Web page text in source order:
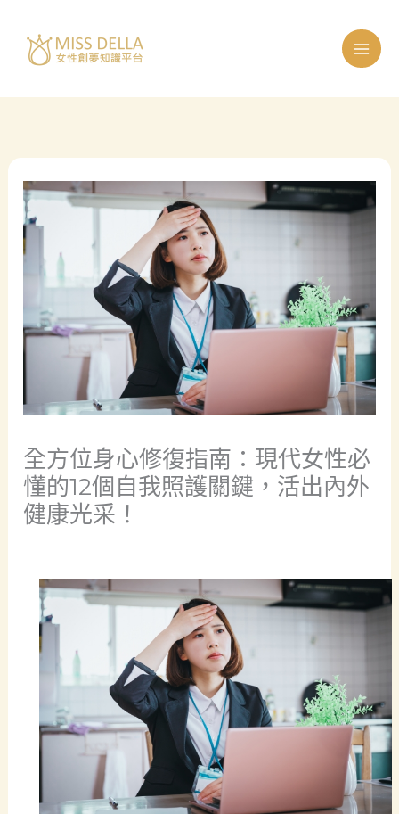
要
全方位身心修復指南：現代女性必
懂的12個自我照護關鍵，活出內外
健康光采！